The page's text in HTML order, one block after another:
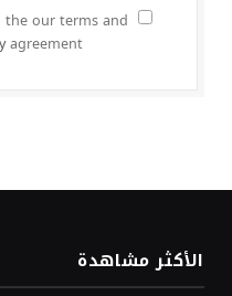
the our terms and
agreement.
الأكثر مشاهدة